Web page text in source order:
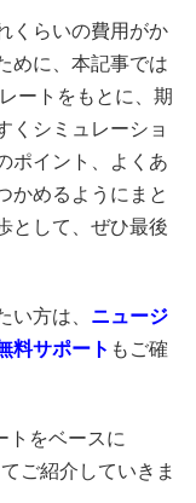
くらいの費用がか
めに、本記事では
ートをもとに、期
くシミュレーショ
ポイント、よくあ
かめるようにまと
として、ぜひ最後
い方は、 ニュージ
料サポート もご確
トをベースに
ご紹介していきま